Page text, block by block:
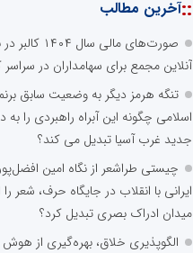
::آخرین مطالب
صورت‌های مالی
آنلاین مجمع برای سهامداران در
تنگه هرمز دیگر به وضعیت سابق
اسلامی چگونه این آبراه راهبردی را
جدید غرب آسیا تبدیل می کند؟
چیستی طراشعر از نگاه امین
ایرانی با انقلاب در جایگاه حرف، شعر
میدان ادراک بصری تبدیل کرد؟
الگوپذیری خلاق، بهره‌گیری از